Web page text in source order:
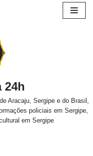
24h
Aracaju, Sergipe e do Brasil,
policiais em Sergipe,
em Sergipe